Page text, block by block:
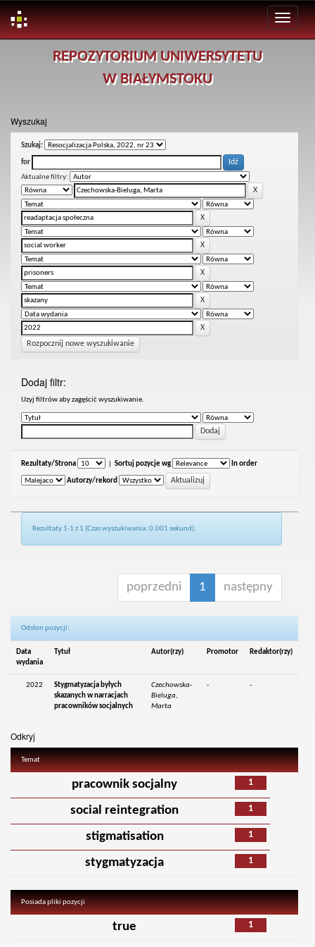
REPOZYTORIUM UNIWERSYTETU
W BIAŁYMSTOKU
Wyszukaj
Szukaj:
for
Aktualne filtry:
Rozpocznij nowe wyszukiwanie
Dodaj filtr:
Uzyj filtrów aby zagęścić wyszukiwanie.
Rezultaty/Strona Sortuj pozycje wg In order
Autorzy/rekord
Rezultaty 1-1 z 1 (Czas wyszukiwania: 0.001 sekund).
poprzedni 1 następny
Odsłon pozycji:
Data
wydania
Tytuł Autor(rzy) Promotor Redaktor(rzy)
2022
Stygmatyzacja byłych
skazanych w narracjach
pracowników socjalnych
Czechowska-
Bieluga,
Marta
- -
Odkryj
Temat
1
pracownik socjalny
1
social reintegration
1
stigmatisation
1
stygmatyzacja
Posiada pliki pozycji
1
true